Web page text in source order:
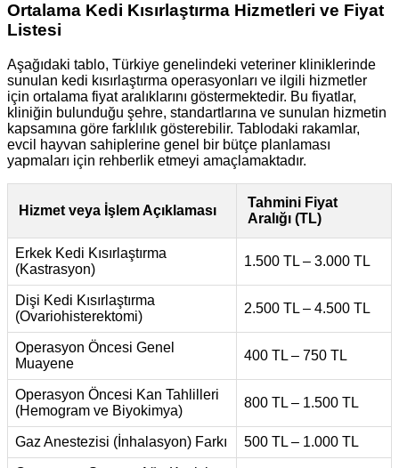
Ortalama Kedi Kısırlaştırma Hizmetleri ve Fiyat
Listesi
Aşağıdaki tablo, Türkiye genelindeki veteriner kliniklerinde
sunulan kedi kısırlaştırma operasyonları ve ilgili hizmetler
için ortalama fiyat aralıklarını göstermektedir. Bu fiyatlar,
kliniğin bulunduğu şehre, standartlarına ve sunulan hizmetin
kapsamına göre farklılık gösterebilir. Tablodaki rakamlar,
evcil hayvan sahiplerine genel bir bütçe planlaması
yapmaları için rehberlik etmeyi amaçlamaktadır.
Hizmet veya İşlem Açıklaması
Tahmini Fiyat
Aralığı (TL)
Erkek Kedi Kısırlaştırma
(Kastrasyon)
1.500 TL – 3.000 TL
Dişi Kedi Kısırlaştırma
(Ovariohisterektomi)
2.500 TL – 4.500 TL
Operasyon Öncesi Genel
Muayene
400 TL – 750 TL
Operasyon Öncesi Kan Tahlilleri
(Hemogram ve Biyokimya)
800 TL – 1.500 TL
Gaz Anestezisi (İnhalasyon) Farkı 500 TL – 1.000 TL